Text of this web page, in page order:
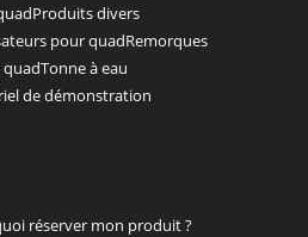
Produits divers
pour quadRemorques
quadTonne à eau
de démonstration
réserver mon produit ?